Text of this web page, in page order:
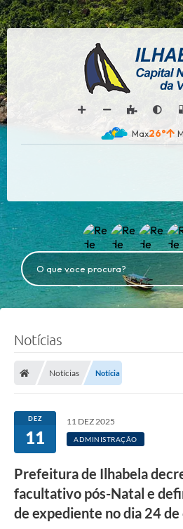
26°
O que voce procura?
Notícias
Notícias Notícia
DEZ
11
11 DEZ 2025
ADMINISTRAÇÃO
Prefeitura de Ilhabela
facultativo pós-Natal e
de expediente no dia 24